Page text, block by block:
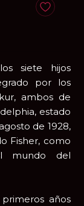
Anadir a
siete hijos
por los
ambos de
estado
de 1928,
Fisher, como
mundo del
primeros años